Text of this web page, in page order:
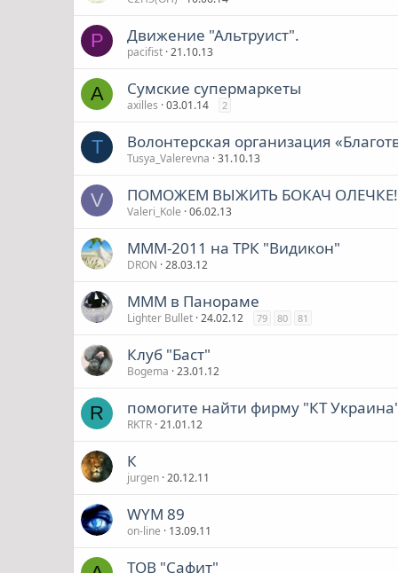
P Движение "Альтруист".
pacifist 21.10.13
A Сумские супермаркеты
axilles 03.01.14 2
T Волонтерская организация
Tusya_Valerevna 31.10.13
V ПОМОЖЕМ ВЫЖИТЬ БОКАЧ
Valeri_Kole 06.02.13
МММ-2011 на ТРК "Видикон"
DRON 28.03.12
МММ в Панораме
Lighter Bullet 24.02.12 79 80 81
Клуб "Баст"
Bogema 23.01.12
R помогите найти фирму "КТ
RKTR 21.01.12
К
jurgen 20.12.11
WYM 89
on-line 13.09.11
ТОВ "Сафит"